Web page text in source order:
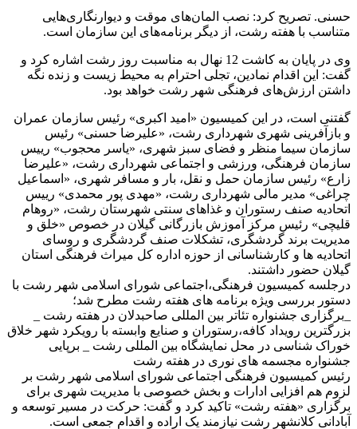
حسنی. تصریح کرد: نصب المان‌های موقت و دیوارنگاری‌هایی
متناسب با هفته رشت، از دیگر برنامه‌های این سازمان است.
وی در پایان به کاشت 12 نهال به مناسبت روز رشت اشاره کرد و
گفت: این اقدام نمادین، تجلی احترام به محیط زیست و زنده نگه
داشتن ارزش‌های فرهنگی شهر رشت خواهد بود.
گفتنی است، در این کمیسیون «امید اکبری» رئیس سازمان عمران
و بازآفرینی شهری شهرداری رشت، «علیرضا حسنی» رئیس
سازمان سیما منظر و فضای سبز شهری، «یاسر محجوب» رییس
سازمان فرهنگی، ورزشی و اجتماعی شهرداری رشت، «علیرضا
زارع» رئیس سازمان حمل و نقل، بار و مسافر شهری، «اسماعیل
چراغی» مدیر مالی شهرداری رشت، «مهدی پور محمدی» رییس
اتحادیه صنف رستوران و غذاهای سنتی شهرستان رشت، «روهام
قلیچی» رئیس مرکز آموزش بازرگانی گیلان در خصوص «خلق و
مدیریت برند گردشگری، تشکلات صنف گردشگری و روسای
اتحادیه ها و کارشناسانی از حوزه اداره کل میراث فرهنگی استان
گیلان حضور داشتند.
درجلسه کمیسیون فرهنگی،اجتماعی شورای اسلامی شهر رشت با
دستور بررسی ویژه برنامه های هفته رشت مطرح شد؛
_برگزاری جشنواره تئاتر بین المللی صاحبدلان در هفته رشت _
بزرگترین رویداد کافه،رستوران و صنایع وابسته با رویکرد شهر خلاق
خوراک شناسی در محل نمایشگاه بین المللی رشت _ برپایی
جشنواره مجسمه های نوری در هفته رشت
رئیس کمیسیون فرهنگی اجتماعی شورای اسلامی شهر رشت بر
لزوم هم افزایی ادارات و بخش خصوصی با مدیریت شهری برای
برگزاری «هفته رشت» تاکید کرد و گفت: حرکت در مسیر توسعه و
آبادانی کلانشهر رشت نیازمند یک اراده و اقدام جمعی است.